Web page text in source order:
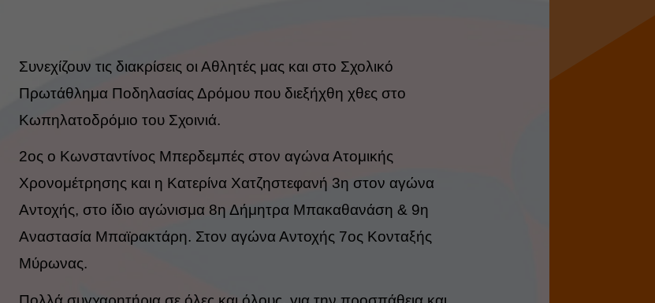
Συνεχίζουν τις διακρίσεις οι Αθλητές μας και στο Σχολικό
Πρωτάθλημα Ποδηλασίας Δρόμου που διεξήχθη χθες στο
Κωπηλατοδρόμιο του Σχοινιά.
2ος ο Κωνσταντίνος Μπερδεμπές στον αγώνα Ατομικής
Χρονομέτρησης και η Κατερίνα Χατζηστεφανή 3η στον αγώνα
Αντοχής, στο ίδιο αγώνισμα 8η Δήμητρα Μπακαθανάση & 9η
Αναστασία Μπαϊρακτάρη. Στον αγώνα Αντοχής 7ος Κονταξής
Μύρωνας.